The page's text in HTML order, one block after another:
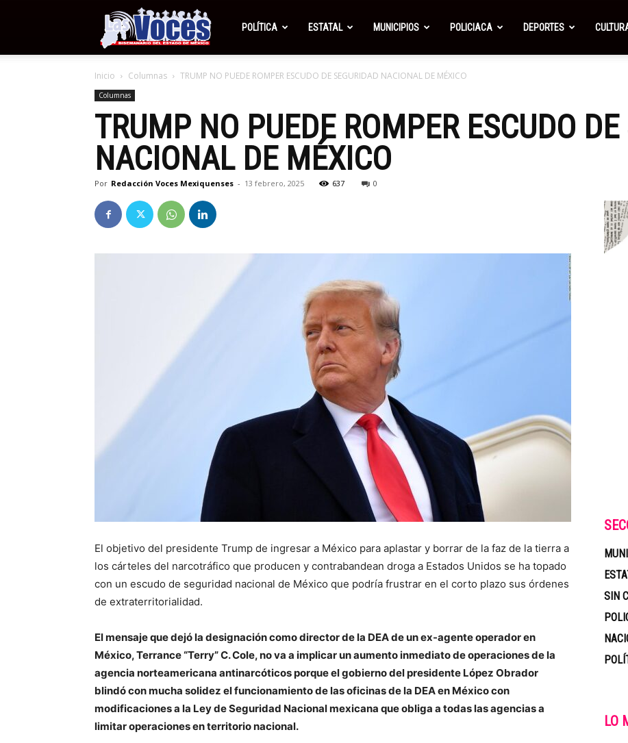
Periódico
Las
Voces
POLÍTICA ESTATAL MUNICIPIOS POLICIACA DEPORTES
Inicio Columnas TRUMP NO PUEDE ROMPER ESCUDO DE SEGURIDAD NACIONAL DE MÉXICO
Columnas
TRUMP NO PUEDE ROMPER ESCUDO
NACIONAL DE MÉXICO
Por Redacción Voces Mexiquenses - 13 febrero, 2025 637 0
El objetivo del presidente Trump de ingresar a México para aplastar y borrar de la faz de la tierra a
los cárteles del narcotráfico que producen y contrabandean droga a Estados Unidos se ha topado
con un escudo de seguridad nacional de México que podría frustrar en el corto plazo sus órdenes
de extraterritorialidad.
El mensaje que dejó la designación como director de la DEA de un ex-agente operador en
México, Terrance “Terry” C. Cole, no va a implicar un aumento inmediato de operaciones de la
agencia norteamericana antinarcóticos porque el gobierno del presidente López Obrador
blindó con mucha solidez el funcionamiento de las oficinas de la DEA en México con
modificaciones a la Ley de Seguridad Nacional mexicana que obliga a todas las agencias a
limitar operaciones en territorio nacional.
SIN
LO